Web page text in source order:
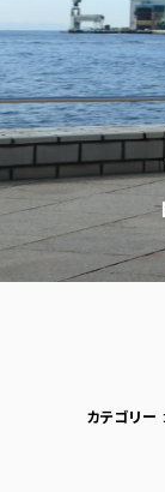
カテゴリー